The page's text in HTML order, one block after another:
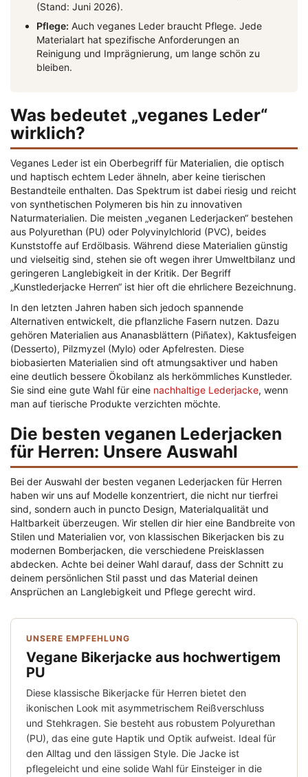
(Stand: Juni 2026).
Pflege: Auch veganes Leder braucht Pflege. Jede
Materialart hat spezifische Anforderungen an
Reinigung und Imprägnierung, um lange schön zu
bleiben.
Was bedeutet „veganes Leder“
wirklich?
Veganes Leder ist ein Oberbegriff für Materialien, die optisch
und haptisch echtem Leder ähneln, aber keine tierischen
Bestandteile enthalten. Das Spektrum ist dabei riesig und reicht
von synthetischen Polymeren bis hin zu innovativen
Naturmaterialien. Die meisten „veganen Lederjacken“ bestehen
aus Polyurethan (PU) oder Polyvinylchlorid (PVC), beides
Kunststoffe auf Erdölbasis. Während diese Materialien günstig
und vielseitig sind, stehen sie oft wegen ihrer Umweltbilanz und
geringeren Langlebigkeit in der Kritik. Der Begriff
„Kunstlederjacke Herren“ ist hier oft die ehrlichere Bezeichnung.
In den letzten Jahren haben sich jedoch spannende
Alternativen entwickelt, die pflanzliche Fasern nutzen. Dazu
gehören Materialien aus Ananasblättern (Piñatex), Kaktusfeigen
(Desserto), Pilzmyzel (Mylo) oder Apfelresten. Diese
biobasierten Materialien sind oft atmungsaktiver und haben
eine deutlich bessere Ökobilanz als herkömmliches Kunstleder.
Sie sind eine gute Wahl für eine nachhaltige Lederjacke, wenn
man auf tierische Produkte verzichten möchte.
Die besten veganen Lederjacken
für Herren: Unsere Auswahl
Bei der Auswahl der besten veganen Lederjacken für Herren
haben wir uns auf Modelle konzentriert, die nicht nur tierfrei
sind, sondern auch in puncto Design, Materialqualität und
Haltbarkeit überzeugen. Wir stellen dir hier eine Bandbreite von
Stilen und Materialien vor, von klassischen Bikerjacken bis zu
modernen Bomberjacken, die verschiedene Preisklassen
abdecken. Achte bei deiner Wahl darauf, dass der Schnitt zu
deinem persönlichen Stil passt und das Material deinen
Ansprüchen an Langlebigkeit und Pflege gerecht wird.
UNSERE EMPFEHLUNG
Vegane Bikerjacke aus hochwertigem
PU
Diese klassische Bikerjacke für Herren bietet den
ikonischen Look mit asymmetrischem Reißverschluss
und Stehkragen. Sie besteht aus robustem Polyurethan
(PU), das eine gute Haptik und Optik aufweist. Ideal für
den Alltag und den lässigen Style. Die Jacke ist
pflegeleicht und eine solide Wahl für Einsteiger in die